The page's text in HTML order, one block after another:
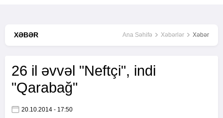
XƏBƏR Ana Səhifə Xəbərlər Xəbər
26 il əvvəl "Neftçi", indi
"Qarabağ"
20.10.2014 - 17:50